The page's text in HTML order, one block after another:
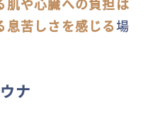
息苦しさを感じる場
ナ